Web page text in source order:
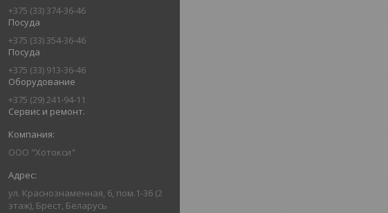
+375 (33) 374-36-46
Посуда
+375 (33) 354-36-46
Посуда
+375 (33) 913-36-46
Оборудование
+375 (29) 241-94-11
Сервис и ремонт.
ООО "Хотокси"
ул. Краснознаменная, 6, пом.1-36 (2
этаж), Брест, Беларусь